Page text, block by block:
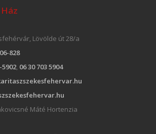
Lövölde út 28/a
828
5902, 06 30 703 5904
Máté Hortenzia